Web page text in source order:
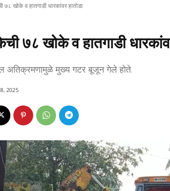
७८ खोके व हातगाडी धारकांवर हातोडा
७८ खोके व हातगाडी
अतिक्रमणामुळे मुख्य गटर बूजून गेले होते.
2025